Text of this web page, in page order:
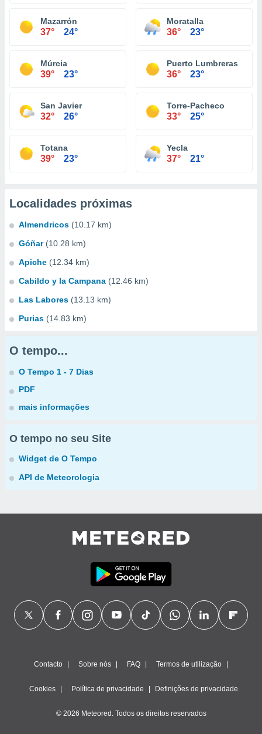
Mazarrón
37° 24°
Moratalla
36° 23°
Múrcia
39° 23°
Puerto Lumbreras
36° 23°
San Javier
32° 26°
Torre-Pacheco
33° 25°
Totana
39° 23°
Yecla
37° 21°
Localidades próximas
Almendricos (10.17 km)
Góñar (10.28 km)
Apiche (12.34 km)
Cabildo y la Campana (12.46 km)
Las Labores (13.13 km)
Purias (14.83 km)
O tempo...
O Tempo 1 - 7 Dias
PDF
mais informações
O tempo no seu Site
Widget de O Tempo
API de Meteorologia
Contacto Sobre nós FAQ Termos de utilização
Cookies Política de privacidade Definições de privacidade
© 2026 Meteored. Todos os direitos reservados